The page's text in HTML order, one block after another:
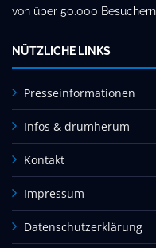
von über 50.000
NÜTZLICHE LINKS
Presseinformationen
Infos & drumherum
Kontakt
Impressum
Datenschutzerklärung